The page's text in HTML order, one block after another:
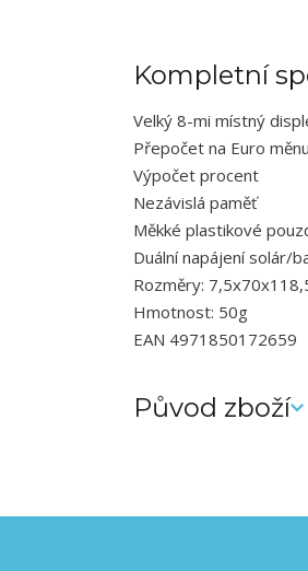
Kompletní
Velký 8-mi místný
Přepočet na Euro měnu
Výpočet procent
Nezávislá paměť
Měkké plastikové
Duální napájení solár/
Rozměry:
Hmotnost: 50g
EAN 4971850172659
Původ zboží